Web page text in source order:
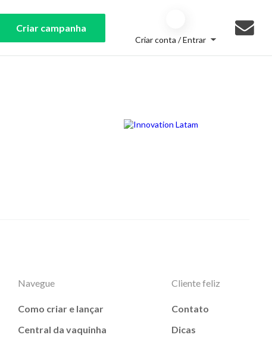
Criar campanha
Criar conta / Entrar
Navegue
Como criar e lançar
Central da vaquinha
Cliente feliz
Contato
Dicas